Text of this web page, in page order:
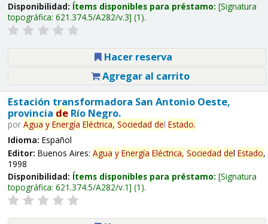
Disponibilidad: Ítems disponibles para préstamo: Signatura
topográfica: 621.374.5/A282/v.3 (1).
Hacer reserva
Agregar al carrito
Estación transformadora San Antonio Oeste,
provincia deRío Negro.
por Agua y Energía Eléctrica, Sociedad del Estado.
Idioma: Español
Editor: Buenos Aires: Agua y Energía Eléctrica, Sociedad del Estado,
1998
Disponibilidad: Ítems disponibles para préstamo: Signatura
topográfica: 621.374.5/A282/v.1 (1).